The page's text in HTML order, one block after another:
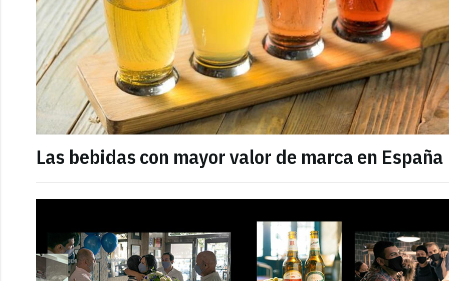
Las bebidas con mayor valor de marca en España